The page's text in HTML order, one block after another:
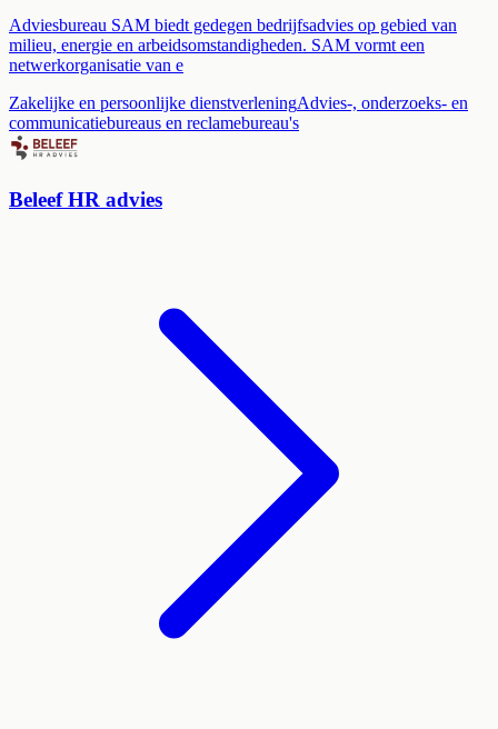
Adviesbureau SAM biedt gedegen bedrijfsadvies op gebied van
milieu, energie en arbeidsomstandigheden. SAM vormt een
netwerkorganisatie van e
Zakelijke en persoonlijke dienstverleningAdvies-, onderzoeks- en
communicatiebureaus en reclamebureau's
Beleef HR advies